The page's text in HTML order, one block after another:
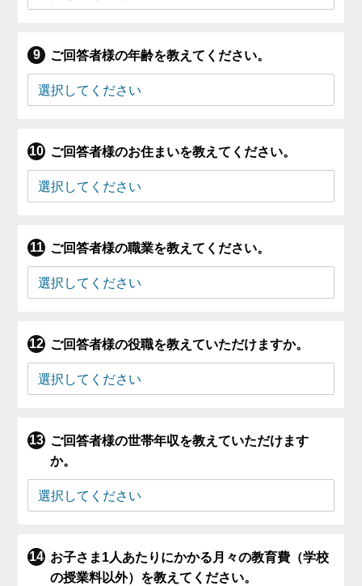
ご回答者様の年齢を教えてください。
ご回答者様のお住まいを教えてください。
ご回答者様の職業を教えてください。
ご回答者様の役職を教えていただけますか。
ご回答者様の世帯年収を教えていただけます
か。
お子さま1人あたりにかかる月々の教育費（学校
の授業料以外）を教えてください。